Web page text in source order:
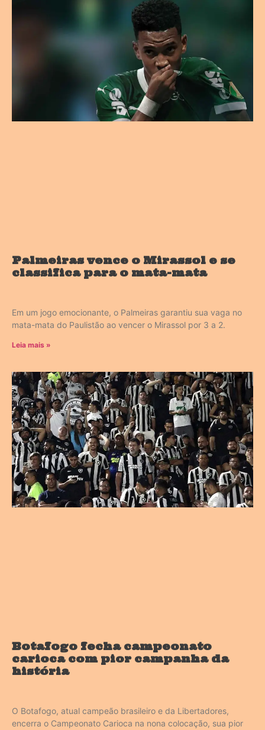
Palmeiras vence o Mirassol e se
classifica para o mata-mata
Em um jogo emocionante, o Palmeiras garantiu sua vaga no
mata-mata do Paulistão ao vencer o Mirassol por 3 a 2.
Leia mais »
Botafogo fecha campeonato
carioca com pior campanha da
história
O Botafogo, atual campeão brasileiro e da Libertadores,
encerra o Campeonato Carioca na nona colocação, sua pior